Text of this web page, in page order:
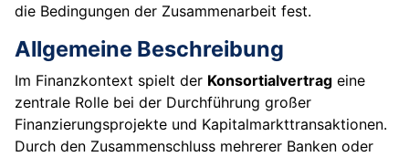
die Bedingungen der Zusammenarbeit fest.
Allgemeine Beschreibung
Im Finanzkontext spielt der Konsortialvertrag eine
zentrale Rolle bei der Durchführung großer
Finanzierungsprojekte und Kapitalmarkttransaktionen.
Durch den Zusammenschluss mehrerer Banken oder